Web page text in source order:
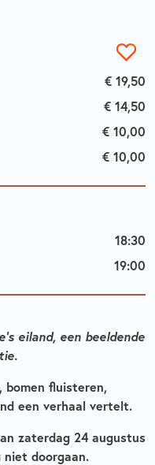
eiland, een beeldende
bomen fluisteren,
een verhaal vertelt.
zaterdag 24 augustus
niet doorgaan.
€ 19,50
€ 14,50
€ 10,00
€ 10,00
18:30
19:00